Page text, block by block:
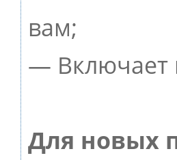
вам;
— Включает
Для новых